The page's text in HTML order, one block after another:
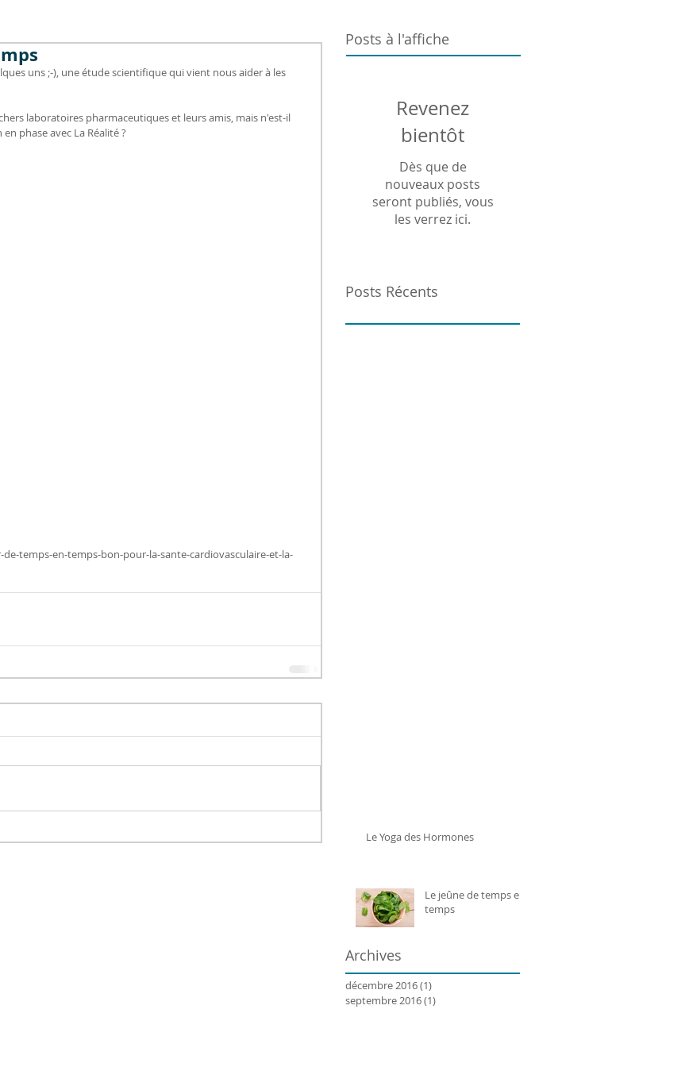
uns ;-), une étude scientifique qui vient nous aider à les
laboratoires pharmaceutiques et leurs amis, mais n'est-il
phase avec La Réalité ?
temps-en-temps-bon-pour-la-sante-cardiovasculaire-et-la-
Posts à l'affiche
Revenez
bientôt
Dès que de
nouveaux posts
seront publiés, vous
les verrez ici.
Posts Récents
Le Yoga des Hormones
Le jeûne de temps en
temps
Archives
décembre 2016(1)
septembre 2016(1)